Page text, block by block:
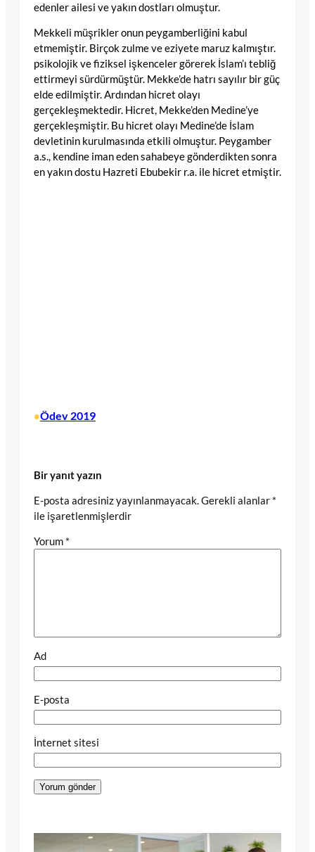
edenler ailesi ve yakın dostları olmuştur.
Mekkeli müşrikler onun peygamberliğini kabul
etmemiştir. Birçok zulme ve eziyete maruz kalmıştır.
psikolojik ve fiziksel işkenceler görerek İslam’ı tebliğ
ettirmeyi sürdürmüştür. Mekke’de hatrı sayılır bir güç
elde edilmiştir. Ardından hicret olayı
gerçekleşmektedir. Hicret, Mekke’den Medine’ye
gerçekleşmiştir. Bu hicret olayı Medine’de İslam
devletinin kurulmasında etkili olmuştur. Peygamber
a.s., kendine iman eden sahabeye gönderdikten sonra
en yakın dostu Hazreti Ebubekir r.a. ile hicret etmiştir.
•Ödev 2019
Bir yanıt yazın
E-posta adresiniz yayınlanmayacak. Gerekli alanlar *
ile işaretlenmişlerdir
Yorum *
Ad
E-posta
İnternet sitesi